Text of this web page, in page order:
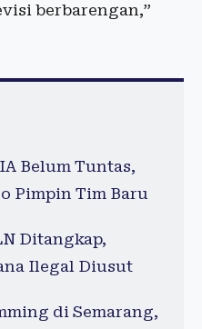
berbarengan,”
Belum Tuntas,
Pimpin Tim Baru
Ditangkap,
Ilegal Diusut
di Semarang,